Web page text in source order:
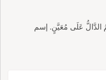
الدَّالُّ عَلَى مُعَيَّنٍ. إسم